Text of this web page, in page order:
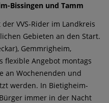
Bissingen und Tamm
VVS-Rider im Landkreis
Gebieten an den Start.
Gemmrigheim,
flexible Angebot montags
an Wochenenden und
werden. In Bietigheim-
immer in der Nacht